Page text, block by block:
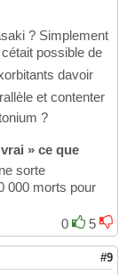
? Simplement
possible de
davoir
et contenter
?
» ce que
sorte
000 morts pour
0
5
#9